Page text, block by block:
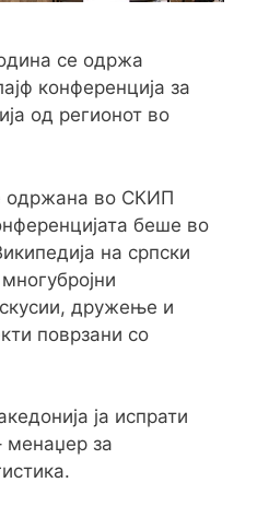
се одржа
конференција за
од регионот во
одржана во СКИП
беше во
на српски
дружење и
поврзани со
ја испрати
менаџер за